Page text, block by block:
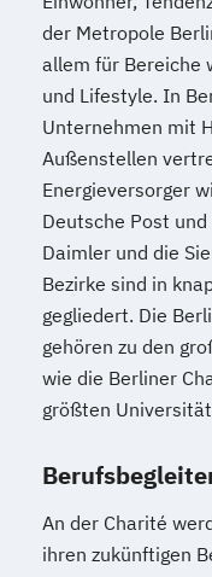
der Metropole
allem für Bereiche
und Lifestyle. In
Unternehmen mit
Außenstellen
Energieversorger
Deutsche Post
Daimler und die
Bezirke sind in
gegliedert. Die
gehören zu den
wie die Berliner
größten
An der Charité
ihren zukünftigen